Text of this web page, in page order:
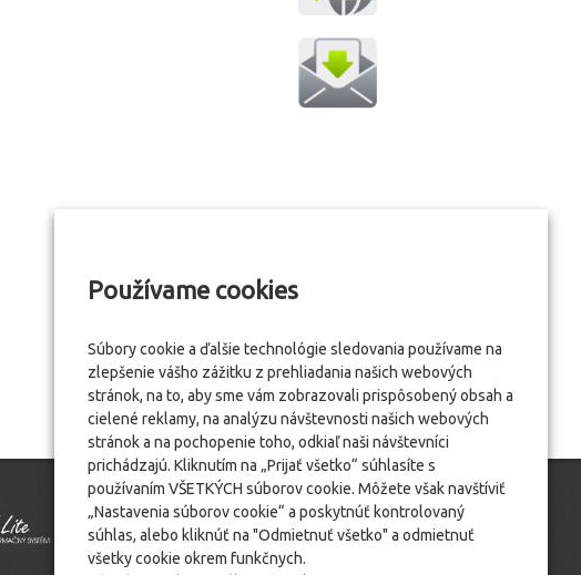
Používame cookies
Súbory cookie a ďalšie technológie sledovania používame na
zlepšenie vášho zážitku z prehliadania našich webových
stránok, na to, aby sme vám zobrazovali prispôsobený obsah a
cielené reklamy, na analýzu návštevnosti našich webových
stránok a na pochopenie toho, odkiaľ naši návštevníci
prichádzajú. Kliknutím na „Prijať všetko“ súhlasíte s
používaním VŠETKÝCH súborov cookie. Môžete však navštíviť
„Nastavenia súborov cookie“ a poskytnúť kontrolovaný
súhlas, alebo kliknúť na "Odmietnuť všetko" a odmietnuť
všetky cookie okrem funkčnych.